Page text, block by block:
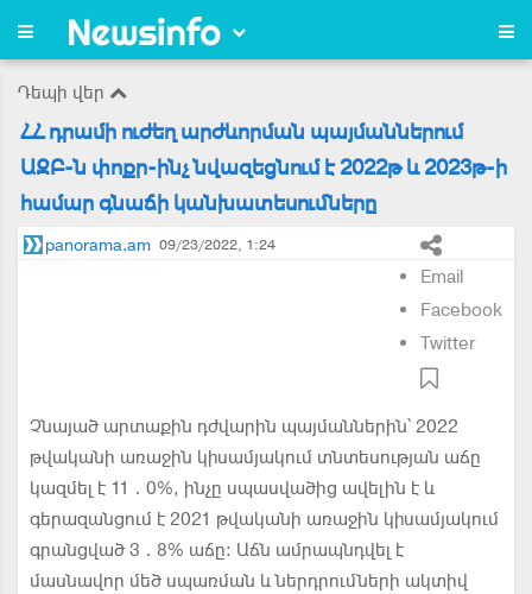
Դեպի վեր
ՀՀ դրամի ուժեղ արժևորման պայմաններում
ԱԶԲ-ն փոքր-ինչ նվազեցնում է 2022թ և 2023թ-ի
համար գնաճի կանխատեսումները
panorama.am 09/23/2022, 1:24
Email
Facebook
Twitter
Չնայած արտաքին դժվարին պայմաններին՝ 2022
թվականի առաջին կիսամյակում տնտեսության աճը
կազմել է 11․0%, ինչը սպասվածից ավելին է և
գերազանցում է 2021 թվականի առաջին կիսամյակում
գրանցված 3․8% աճը: Աճն ամրապնդվել է
մասնավոր մեծ սպառման և ներդրումների ակտիվ